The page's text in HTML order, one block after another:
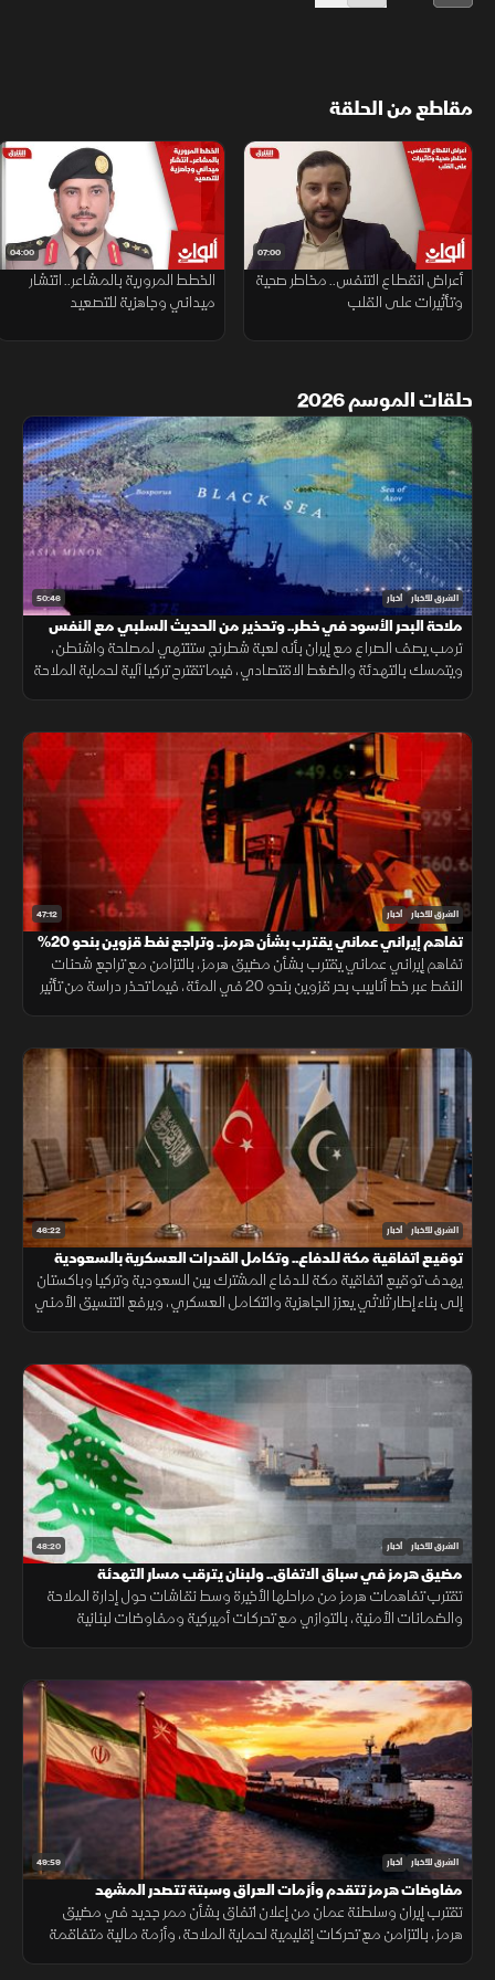
مقاطع من الحلقة
07:00
أعراض انقطاع التنفس.. مخاطر صحية
وتأثيرات على القلب
04:00
الخطط المرورية بالمشاعر.. انتشار
ميداني وجاهزية للتصعيد
حلقات الموسم 2026
50:46 الشرق للأخبار أخبار
ملاحة البحر الأسود في خطر.. وتحذير من الحديث السلبي مع النفس
ترمب يصف الصراع مع إيران بأنه لعبة شطرنج ستنتهي لمصلحة واشنطن،
ويتمسك بالتهدئة والضغط الاقتصادي، فيما تقترح تركيا آلية لحماية الملاحة
47:12 الشرق للأخبار أخبار
تفاهم إيراني عماني يقترب بشأن هرمز.. وتراجع نفط قزوين بنحو 20%
تفاهم إيراني عماني يقترب بشأن مضيق هرمز، بالتزامن مع تراجع شحنات
النفط عبر خط أنابيب بحر قزوين بنحو 20 في المئة، فيما تحذر دراسة من تأثير
46:22 الشرق للأخبار أخبار
توقيع اتفاقية مكة للدفاع.. وتكامل القدرات العسكرية بالسعودية
يهدف توقيع اتفاقية مكة للدفاع المشترك بين السعودية وتركيا وباكستان
إلى بناء إطار ثلاثي يعزز الجاهزية والتكامل العسكري، ويرفع التنسيق الأمني
48:20 الشرق للأخبار أخبار
مضيق هرمز في سباق الاتفاق.. ولبنان يترقب مسار التهدئة
تقترب تفاهمات هرمز من مراحلها الأخيرة وسط نقاشات حول إدارة الملاحة
والضمانات الأمنية، بالتوازي مع تحركات أميركية ومفاوضات لبنانية
49:59 الشرق للأخبار أخبار
مفاوضات هرمز تتقدم وأزمات العراق وسبتة تتصدر المشهد
تقترب إيران وسلطنة عمان من إعلان اتفاق بشأن ممر جديد في مضيق
هرمز، بالتزامن مع تحركات إقليمية لحماية الملاحة، وأزمة مالية متفاقمة